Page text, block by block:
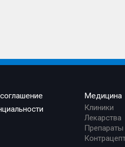
Медицина
Клиники
Лекарства